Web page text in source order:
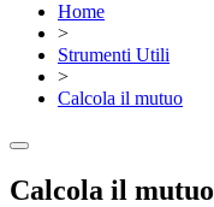
Home
>
Strumenti Utili
>
Calcola il mutuo
Calcola il mutuo